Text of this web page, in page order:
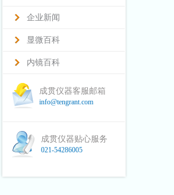
企业新闻
显微百科
内镜百科
成贯仪器客服邮箱
info@tengrant.com
成贯仪器贴心服务
021-54286005